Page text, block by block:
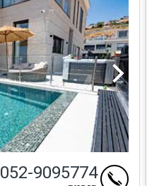
052-9095774